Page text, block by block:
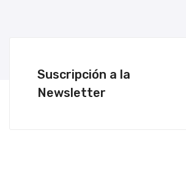
Suscripción a la
Newsletter